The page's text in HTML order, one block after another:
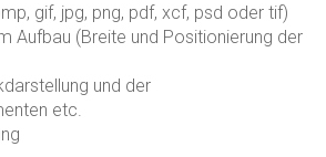
gif, jpg, png, pdf, xcf, psd oder tif)
Aufbau (Breite und Positionierung der
und der
etc.